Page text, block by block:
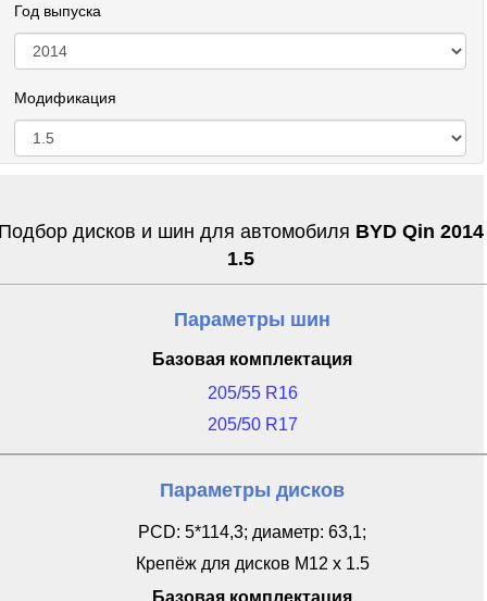
Год выпуска
Модификация
дисков и шин для автомобиля BYD Qin 2014
1.5
Параметры шин
Базовая комплектация
205/55 R16
205/50 R17
Параметры дисков
PCD: 5*114,3; диаметр: 63,1;
Крепёж для дисков M12 x 1.5
Базовая комплектация